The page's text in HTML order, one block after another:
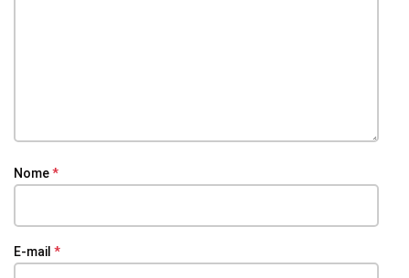
Nome*
E-mail *